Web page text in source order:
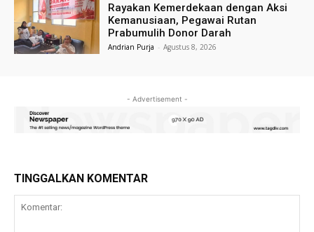
Rayakan Kemerdekaan dengan Aksi
Kemanusiaan, Pegawai Rutan
Prabumulih Donor Darah
Andrian Purja - Agustus 8, 2026
- Advertisement -
TINGGALKAN KOMENTAR